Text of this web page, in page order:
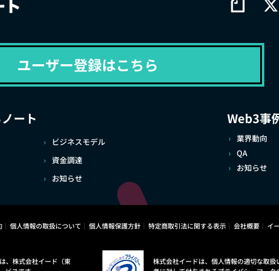
ユーザー登録はこちら
ート
ビジネスモデル
資金調達
お知らせ
Web3事
業界動向
QA
お知らせ
個人情報の取扱について 個人情報保護方針 特定商取引法に関する表示 会社概要 イ
、株式会社イード（東
株式会社イードは、個人情報の適切な取扱